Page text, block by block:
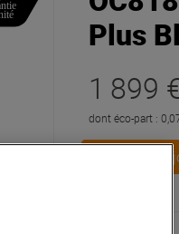
Plus
1 899
dont éco-part :